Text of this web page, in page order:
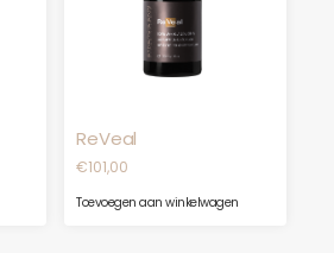
ReVeal
€101,00
Toevoegen aan winkelwagen